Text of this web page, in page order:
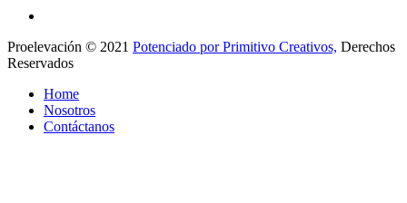
Proelevación © 2021 Potenciado por Primitivo Creativos, Derechos
Reservados
Home
Nosotros
Contáctanos